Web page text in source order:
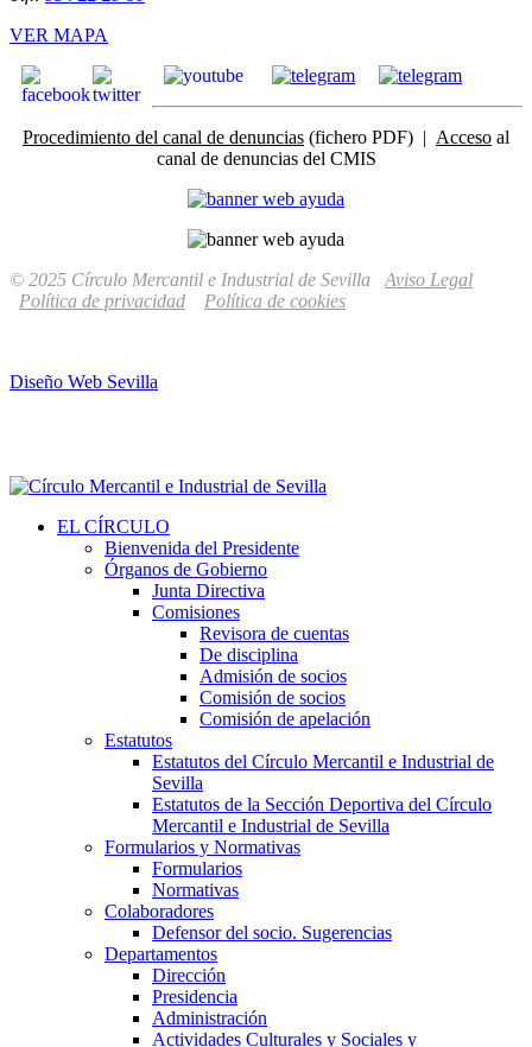
VER MAPA
Procedimiento del canal de denuncias (fichero PDF) | Acceso al
canal de denuncias del CMIS
© 2025 Círculo Mercantil e Industrial de Sevilla Aviso Legal
Política de privacidad
Política de cookies
Diseño Web Sevilla
EL CÍRCULO
Bienvenida del Presidente
Órganos de Gobierno
Junta Directiva
Comisiones
Revisora de cuentas
De disciplina
Admisión de socios
Comisión de socios
Comisión de apelación
Estatutos
Estatutos del Círculo Mercantil e Industrial de
Sevilla
Estatutos de la Sección Deportiva del Círculo
Mercantil e Industrial de Sevilla
Formularios y Normativas
Formularios
Normativas
Colaboradores
Defensor del socio. Sugerencias
Departamentos
Dirección
Presidencia
Administración
Actividades Culturales y Sociales y